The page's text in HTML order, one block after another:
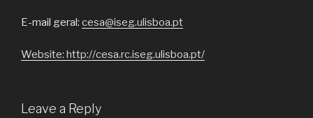
E-mail geral: cesa@iseg.ulisboa.pt
Website: http://cesa.rc.iseg.ulisboa.pt/
Leave a Reply